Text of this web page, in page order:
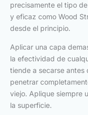
precisamente el tipo
y eficaz como Wood
desde el principio.
Aplicar una capa
la efectividad de
tiende a secarse
penetrar
viejo. Aplique siempre
la superficie.